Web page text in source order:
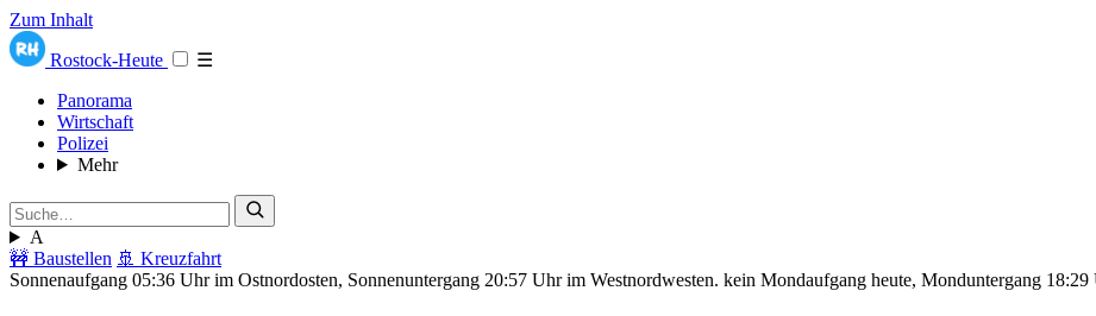
Zum Inhalt
Rostock-Heute
☰
Panorama
Wirtschaft
Polizei
Mehr
A
🚧 Baustellen 🚢 Kreuzfahrt
Sonnenaufgang 05:36 Uhr im Ostnordosten, Sonnenuntergang 20:57 Uhr im Westnordwesten. kein Mondaufgang heute, Monduntergang